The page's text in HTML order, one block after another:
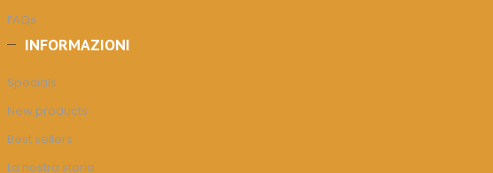
FAQs
INFORMAZIONI
Specials
New products
Best sellers
La nostra storia